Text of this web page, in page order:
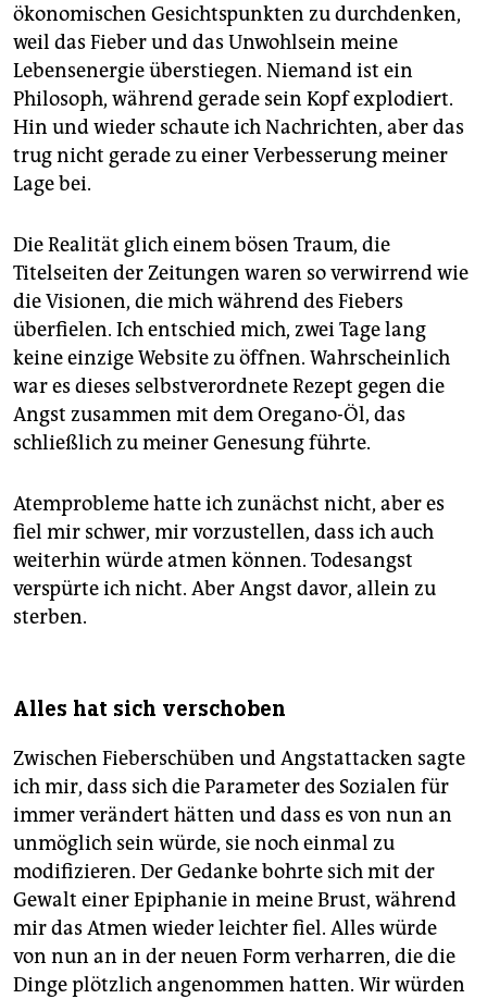
ökonomischen Gesichtspunkten zu durchdenken,
weil das Fieber und das Unwohlsein meine
Lebensenergie überstiegen. Niemand ist ein
Philosoph, während gerade sein Kopf explodiert.
Hin und wieder schaute ich Nachrichten, aber das
trug nicht gerade zu einer Verbesserung meiner
Lage bei.
Die Realität glich einem bösen Traum, die
Titelseiten der Zeitungen waren so verwirrend wie
die Visionen, die mich während des Fiebers
überfielen. Ich entschied mich, zwei Tage lang
keine einzige Website zu öffnen. Wahrscheinlich
war es dieses selbstverordnete Rezept gegen die
Angst zusammen mit dem Oregano-Öl, das
schließlich zu meiner Genesung führte.
Atemprobleme hatte ich zunächst nicht, aber es
fiel mir schwer, mir vorzustellen, dass ich auch
weiterhin würde atmen können. Todesangst
verspürte ich nicht. Aber Angst davor, allein zu
sterben.
Alles hat sich verschoben
Zwischen Fieberschüben und Angstattacken sagte
ich mir, dass sich die Parameter des Sozialen für
immer verändert hätten und dass es von nun an
unmöglich sein würde, sie noch einmal zu
modifizieren. Der Gedanke bohrte sich mit der
Gewalt einer Epiphanie in meine Brust, während
mir das Atmen wieder leichter fiel. Alles würde
von nun an in der neuen Form verharren, die die
Dinge plötzlich angenommen hatten. Wir würden